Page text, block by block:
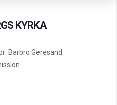
KYRKA
Barbro Geresand